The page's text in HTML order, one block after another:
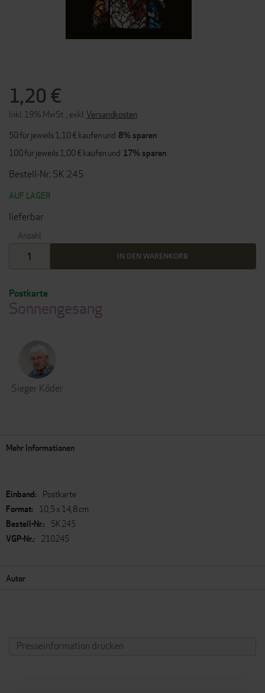
Postkarte
Sonnengesang
Sieger Köder
1,20 €
Inkl. 19% MwSt. exkl. Versandkosten
50 für jeweils1,10 € kaufen und 8% sparen
100 für jeweils1,00 € kaufen und 17% sparen
Bestell-Nr. SK 245
AUF LAGER
lieferbar
Anzahl
IN DEN WARENKORB
Mehr Informationen
Mehr
Informationen
Postkarte
10,5 x 14,8 cm
SK 245
210245
Autor
Presseinformation drucken